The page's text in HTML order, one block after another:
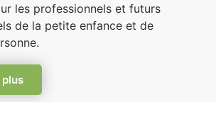
les professionnels et futurs
de la petite enfance et de
plus